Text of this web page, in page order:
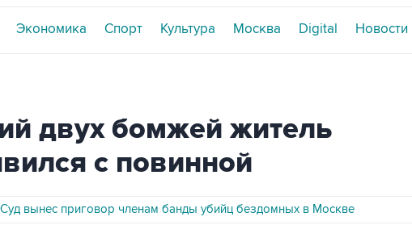
Экономика Спорт Культура Москва Digital Новости
двух бомжей житель
с повинной
Суд вынес приговор членам банды убийц бездомных в Москве